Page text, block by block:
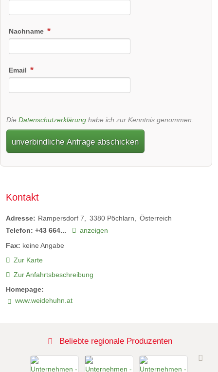
Nachname
Email
Die Datenschutzerklärung habe ich zur Kenntnis genommen.
unverbindliche Anfrage abschicken
Kontakt
Adresse: Rampersdorf 7 3380 Pöchlarn
Österreich
Telefon: +43 664...
anzeigen
Fax: keine Angabe
Zur Karte
Zur Anfahrtsbeschreibung
Homepage:
www.weidehuhn.at
Beliebte regionale Produzenten